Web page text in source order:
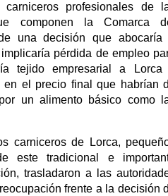
profesionales de
componen la Comarca
una decisión que abocaría
pérdida de empleo
tejido empresarial a Lorca
en el precio final que habrían
un alimento básico como
carniceros de Lorca,
este tradicional e
trasladaron a las
frente a la decisión